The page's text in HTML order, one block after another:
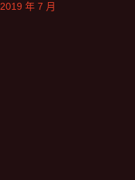
2019 年 7 月